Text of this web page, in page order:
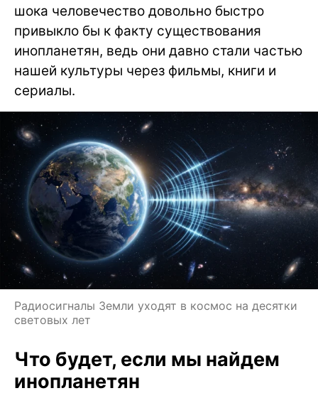
шока человечество довольно быстро
привыкло бы к факту существования
инопланетян, ведь они давно стали частью
нашей культуры через фильмы, книги и
сериалы.
Радиосигналы Земли уходят в космос на десятки
световых лет
Что будет, если мы найдем
инопланетян